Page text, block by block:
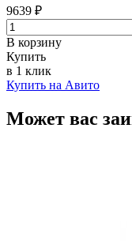
9639 ₽
В корзину
Купить
в 1 клик
Купить на Авито
Может вас